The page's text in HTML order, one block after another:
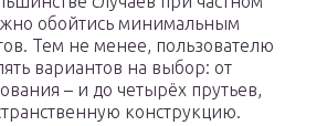
обойтись минимальным
Тем не менее, пользователю
вариантов на выбор: от
– и до четырёх прутьев,
конструкцию.